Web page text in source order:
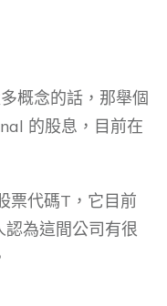
概念的話，那舉個
的股息，目前在
票代碼T，它目前
為這間公司有很